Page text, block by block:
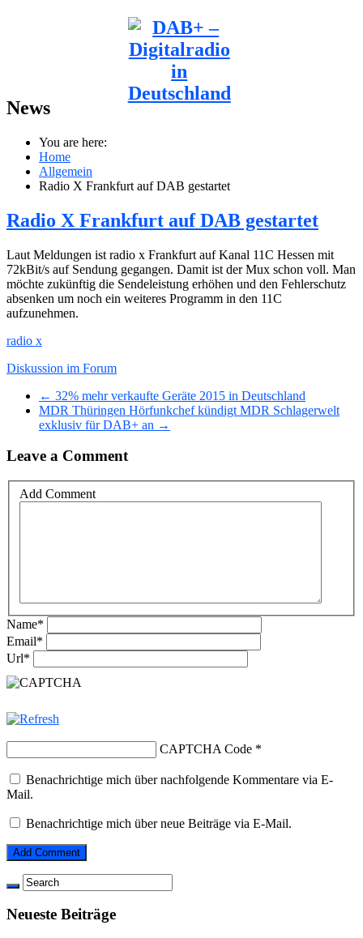
News
You are here:
Home
Allgemein
Radio X Frankfurt auf DAB gestartet
Radio X Frankfurt auf DAB gestartet
Laut Meldungen ist radio x Frankfurt auf Kanal 11C Hessen mit
72kBit/s auf Sendung gegangen. Damit ist der Mux schon voll. Man
möchte zukünftig die Sendeleistung erhöhen und den Fehlerschutz
absenken um noch ein weiteres Programm in den 11C
aufzunehmen.
radio x
Diskussion im Forum
← 32% mehr verkaufte Geräte 2015 in Deutschland
MDR Thüringen Hörfunkchef kündigt MDR Schlagerwelt
exklusiv für DAB+ an →
Leave a Comment
Add Comment
Name*
Email*
Url*
CAPTCHA Code *
Benachrichtige mich über nachfolgende Kommentare via E-
Mail.
Benachrichtige mich über neue Beiträge via E-Mail.
Neueste Beiträge